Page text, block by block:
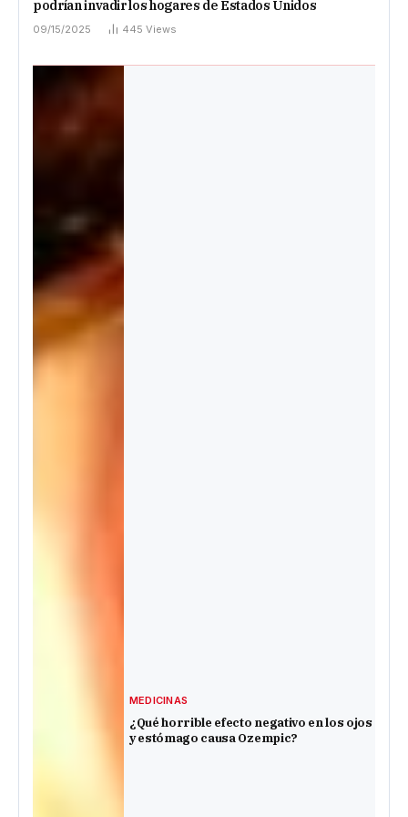
podrían invadir los hogares de Estados Unidos
09/15/2025 445 Views
MEDICINAS
¿Qué horrible efecto negativo en los ojos
y estómago causa Ozempic?